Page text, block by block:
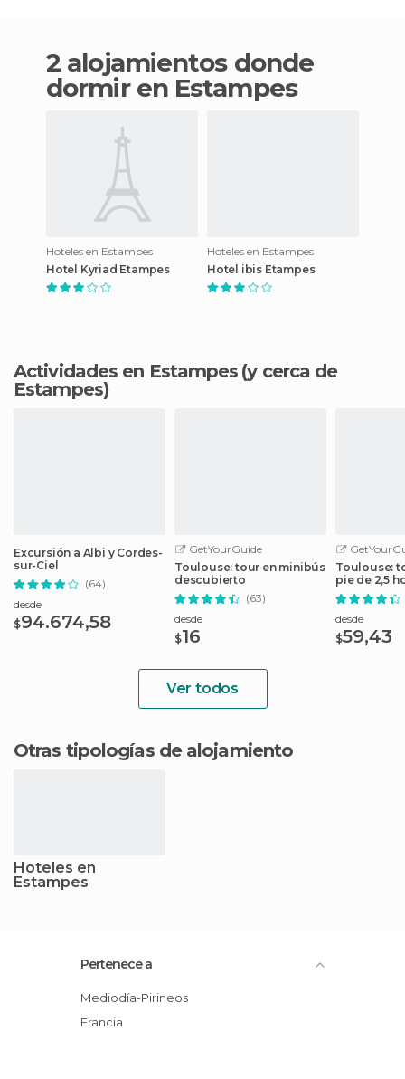
2 alojamientos donde
dormir en Estampes
Hoteles en Estampes
Hotel Kyriad Etampes
Hoteles en Estampes
Hotel ibis Etampes
Actividades en Estampes (y cerca de
Estampes)
Excursión a Albi y Cordes-
sur-Ciel
(64)
desde
$94.674,58
GetYourGuide
Toulouse: tour en minibús
descubierto
(63)
desde
$16
Toulouse:
pie de 2,5
desde
$59,43
Ver todos
Otras tipologías de alojamiento
Hoteles en
Estampes
Pertenece a
Mediodía-Pirineos
Francia